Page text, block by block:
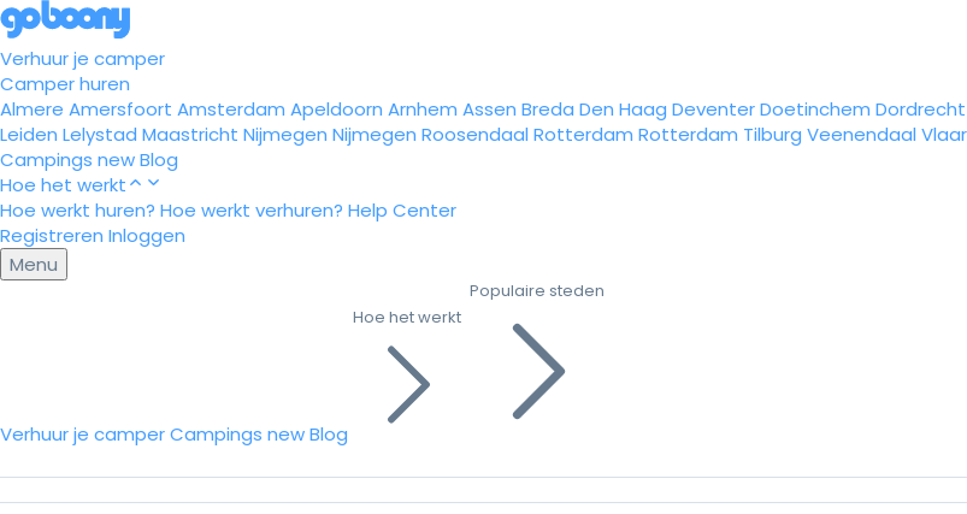
Verhuur je camper
Camper huren
Almere Amersfoort Amsterdam Apeldoorn Arnhem Assen Breda Den Haag DeventerDoetinchem Dordrecht
Leiden Lelystad Maastricht Nijmegen Nijmegen Roosendaal Rotterdam Rotterdam Tilburg Veenendaal
Campings newBlog
Hoe het werkt
Hoe werkt huren? Hoe werkt verhuren? Help Center
Registreren Inloggen
Menu
Verhuur je camperCampings newBlog
Hoe het werkt
Populaire steden